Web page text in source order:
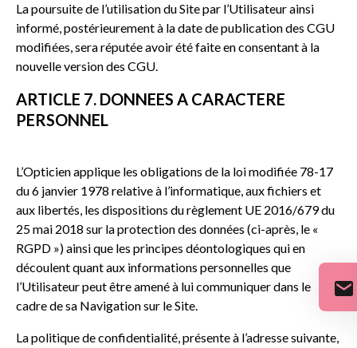
La poursuite de l’utilisation du Site par l’Utilisateur ainsi
informé, postérieurement à la date de publication des CGU
modifiées, sera réputée avoir été faite en consentant à la
nouvelle version des CGU.
ARTICLE 7. DONNEES A CARACTERE
PERSONNEL
L’Opticien applique les obligations de la loi modifiée 78-17
du 6 janvier 1978 relative à l’informatique, aux fichiers et
aux libertés, les dispositions du règlement UE 2016/679 du
25 mai 2018 sur la protection des données (ci-après, le «
RGPD ») ainsi que les principes déontologiques qui en
découlent quant aux informations personnelles que
l’Utilisateur peut être amené à lui communiquer dans le
cadre de sa Navigation sur le Site.
La politique de confidentialité, présente à l’adresse suivante,